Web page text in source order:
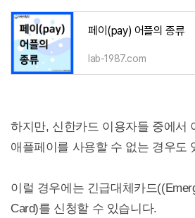
페이(pay) 어플의 종류
lab-1987.com
하지만, 신한카드 이용자들 중에서
애플페이를 사용할 수 없는 경우도
이럴 경우에는 긴급대체카드
Card)를 신청할 수 있습니다.